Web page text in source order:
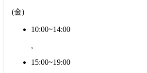
(金)
10:00~14:00
,
15:00~19:00